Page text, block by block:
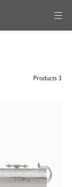
Skip to content
3 Products